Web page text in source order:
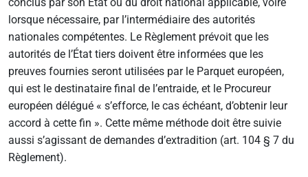
lorsque nécessaire, par l’intermédiaire des autorités
nationales compétentes. Le Règlement prévoit que les
autorités de l’État tiers doivent être informées que les
preuves fournies seront utilisées par le Parquet européen,
qui est le destinataire final de l’entraide, et le Procureur
européen délégué « s’efforce, le cas échéant, d’obtenir leur
accord à cette fin ». Cette même méthode doit être suivie
aussi s’agissant de demandes d’extradition (art. 104 § 7 du
Règlement).